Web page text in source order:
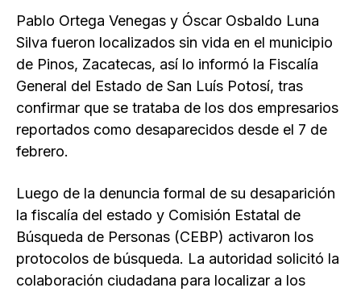
Pablo Ortega Venegas y Óscar Osbaldo Luna
Silva fueron localizados sin vida en el municipio
de Pinos, Zacatecas, así lo informó la Fiscalía
General del Estado de San Luís Potosí, tras
confirmar que se trataba de los dos empresarios
reportados como desaparecidos desde el 7 de
febrero.
Luego de la denuncia formal de su desaparición
la fiscalía del estado y Comisión Estatal de
Búsqueda de Personas (CEBP) activaron los
protocolos de búsqueda. La autoridad solicitó la
colaboración ciudadana para localizar a los